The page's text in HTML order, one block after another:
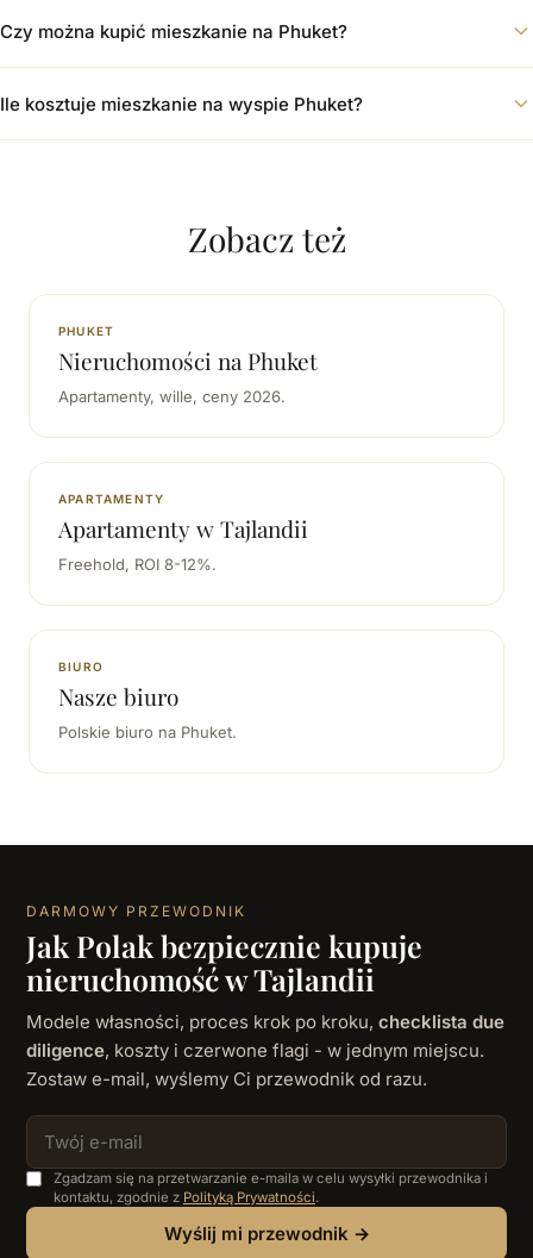
Czy można kupić mieszkanie na Phuket?
Ile kosztuje mieszkanie na wyspie Phuket?
Zobacz też
PHUKET
Nieruchomości na Phuket
Apartamenty, wille, ceny 2026.
APARTAMENTY
Apartamenty w Tajlandii
Freehold, ROI 8-12%.
BIURO
Nasze biuro
Polskie biuro na Phuket.
DARMOWY PRZEWODNIK
Jak Polak bezpiecznie kupuje
nieruchomość w Tajlandii
Modele własności, proces krok po kroku, checklista due
diligence, koszty i czerwone flagi - w jednym miejscu.
Zostaw e-mail, wyślemy Ci przewodnik od razu.
Zgadzam się na przetwarzanie e-maila w celu wysyłki przewodnika i
kontaktu, zgodnie z Polityką Prywatności.
Wyślij mi przewodnik →